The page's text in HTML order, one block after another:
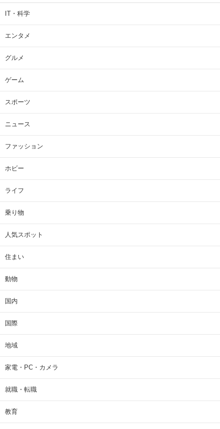
IT・科学
エンタメ
グルメ
ゲーム
スポーツ
ニュース
ファッション
ホビー
ライフ
乗り物
人気スポット
住まい
動物
国内
国際
地域
家電・PC・カメラ
就職・転職
教育